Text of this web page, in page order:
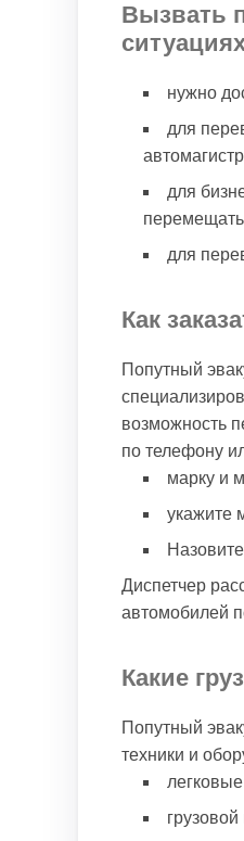
Вызвать
нужно
для
для
для
Как
Попутный
возможность
по телефону
марку и
укажите
Диспетчер
автомобилей
Какие
Попутный
техники и